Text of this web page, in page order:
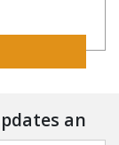
an